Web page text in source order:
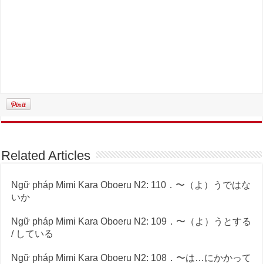
Related Articles
Ngữ pháp Mimi Kara Oboeru N2: 110．〜（よ）うではな
いか
Ngữ pháp Mimi Kara Oboeru N2: 109．〜（よ）うとする
/ している
Ngữ pháp Mimi Kara Oboeru N2: 108．〜は…にかかって